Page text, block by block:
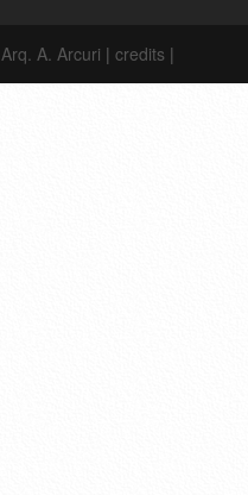
Arq. A. Arcuri | credits |